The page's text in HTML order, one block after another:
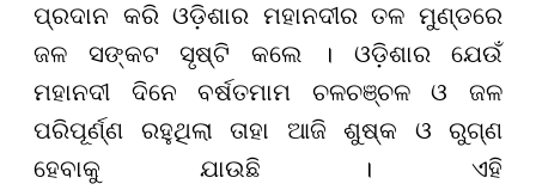
ପ୍ରଦାନ କରି ଓଡ଼ିଶାର ମହାନଦୀର ତଳ ମୁଣ୍ଡରେ
ଜଳ ସଙ୍କଟ ସୃଷ୍ଟି କଲେ । ଓଡ଼ିଶାର ଯେଉଁ
ମହାନଦୀ ଦିନେ ବର୍ଷତମାମ ଚଳଚଞ୍ଚଳ ଓ ଜଳ
ପରିପୂର୍ଣ୍ଣ ରହୁଥିଲା ତାହା ଆଜି ଶୁଷ୍କ ଓ ରୁଗ୍ଣ
ହେବାକୁ ଯାଉଛି । ଏହି